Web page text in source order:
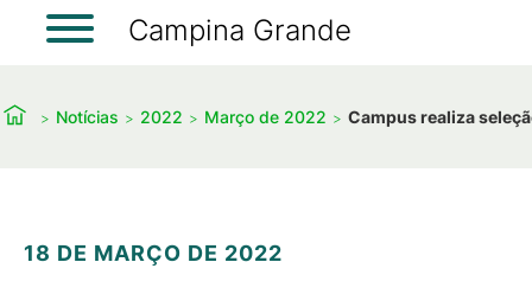
Campina Grande
Notícias 2022 Março de 2022 Campus realiza
18 DE MARÇO DE 2022